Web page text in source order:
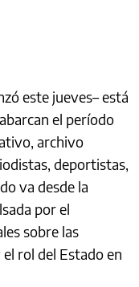
este jueves– está
el período
archivo
deportistas,
va desde la
por el
sobre las
rol del Estado en